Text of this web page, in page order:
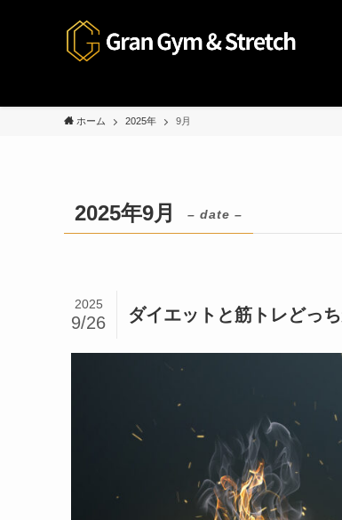
ホーム 2025年 9月
2025年9月 – date –
ダイエットと筋トレどっ
2025
9/26